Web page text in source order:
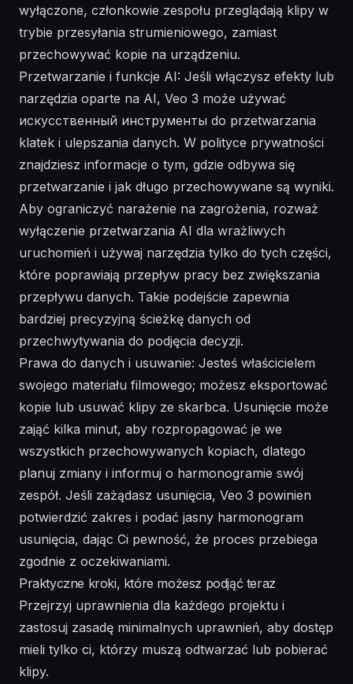
wyłączone, członkowie zespołu przeglądają klipy w
trybie przesyłania strumieniowego, zamiast
przechowywać kopie na urządzeniu.
Przetwarzanie i funkcje AI: Jeśli włączysz efekty lub
narzędzia oparte na AI, Veo 3 może używać
искусственный инструменты do przetwarzania
klatek i ulepszania danych. W polityce prywatności
znajdziesz informacje o tym, gdzie odbywa się
przetwarzanie i jak długo przechowywane są wyniki.
Aby ograniczyć narażenie na zagrożenia, rozważ
wyłączenie przetwarzania AI dla wrażliwych
uruchomień i używaj narzędzia tylko do tych części,
które poprawiają przepływ pracy bez zwiększania
przepływu danych. Takie podejście zapewnia
bardziej precyzyjną ścieżkę danych od
przechwytywania do podjęcia decyzji.
Prawa do danych i usuwanie: Jesteś właścicielem
swojego materiału filmowego; możesz eksportować
kopie lub usuwać klipy ze skarbca. Usunięcie może
zająć kilka minut, aby rozpropagować je we
wszystkich przechowywanych kopiach, dlatego
planuj zmiany i informuj o harmonogramie swój
zespół. Jeśli zażądasz usunięcia, Veo 3 powinien
potwierdzić zakres i podać jasny harmonogram
usunięcia, dając Ci pewność, że proces przebiega
zgodnie z oczekiwaniami.
Praktyczne kroki, które możesz podjąć teraz
Przejrzyj uprawnienia dla każdego projektu i
zastosuj zasadę minimalnych uprawnień, aby dostęp
mieli tylko ci, którzy muszą odtwarzać lub pobierać
klipy.